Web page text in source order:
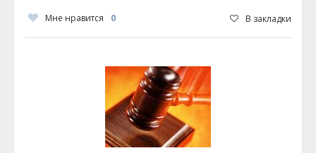
Мне нравится 0 В закладки